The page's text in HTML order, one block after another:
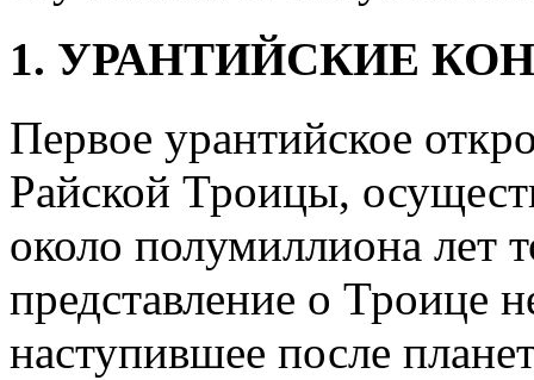
1. УРАНТИЙСКИЕ
Первое урантийское
Райской Троицы,
около полумиллиона лет
представление о Троице
наступившее после